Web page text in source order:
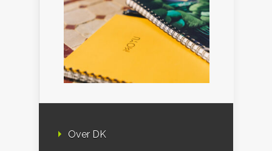
Over DK